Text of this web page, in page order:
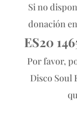
Si no
donación
ES20
Por favor,
Disco Soul